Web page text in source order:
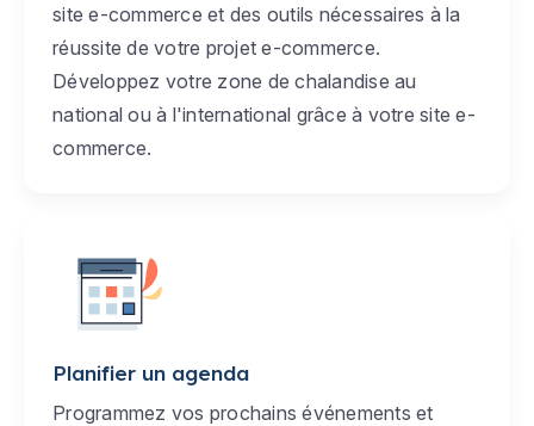
site e-commerce et des outils nécessaires à la
réussite de votre projet e-commerce.
Développez votre zone de chalandise au
national ou à l'international grâce à votre site e-
commerce.
Planifier un agenda
Programmez vos prochains événements et